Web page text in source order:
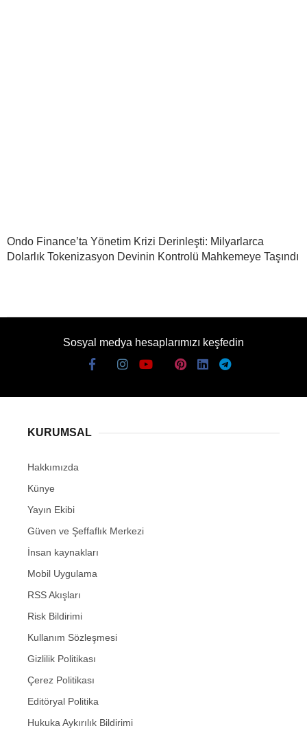
Ondo Finance’ta Yönetim Krizi Derinleşti: Milyarlarca
Dolarlık Tokenizasyon Devinin Kontrolü Mahkemeye Taşındı
Sosyal medya hesaplarımızı keşfedin
KURUMSAL
Hakkımızda
Künye
Yayın Ekibi
Güven ve Şeffaflık Merkezi
İnsan kaynakları
Mobil Uygulama
RSS Akışları
Risk Bildirimi
Kullanım Sözleşmesi
Gizlilik Politikası
Çerez Politikası
Editöryal Politika
Hukuka Aykırılık Bildirimi